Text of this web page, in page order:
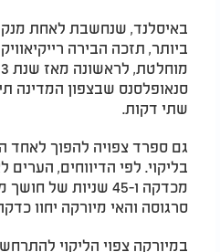
באיסלנד, שנחשבת לאחת
ביותר, תזכה הבירה
סנאופלסנס שבצפון המדינה
שתי דקות.
גם ספרד צפויה להפוך לאחד
בליקוי. לפי הדיווחים, הערים
מכדקה ו-45 שניות
סרגוסה והאי מיורקה יחוו
במיורקה צפוי הליקוי